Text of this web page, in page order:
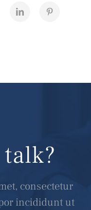
consectetur
incididunt ut